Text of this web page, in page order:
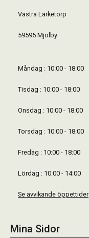
Västra Lärketorp
59595 Mjölby
Måndag : 10:00 - 18:00
Tisdag : 10:00 - 18:00
Onsdag : 10:00 - 18:00
Torsdag : 10:00 - 18:00
Fredag : 10:00 - 18:00
Lördag : 10:00 - 14:00
Se avvikande öppettider
Mina Sidor